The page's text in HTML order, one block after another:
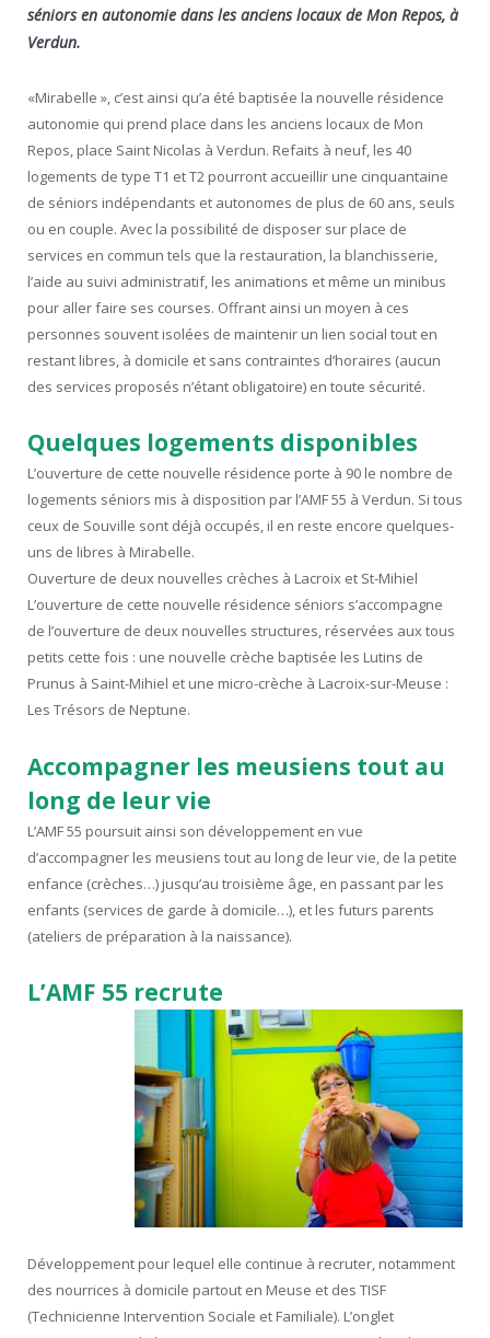
séniors en autonomie dans les anciens locaux de Mon Repos, à
Verdun.
«Mirabelle », c’est ainsi qu’a été baptisée la nouvelle résidence
autonomie qui prend place dans les anciens locaux de Mon
Repos, place Saint Nicolas à Verdun. Refaits à neuf, les 40
logements de type T1 et T2 pourront accueillir une cinquantaine
de séniors indépendants et autonomes de plus de 60 ans, seuls
ou en couple. Avec la possibilité de disposer sur place de
services en commun tels que la restauration, la blanchisserie,
l’aide au suivi administratif, les animations et même un minibus
pour aller faire ses courses. Offrant ainsi un moyen à ces
personnes souvent isolées de maintenir un lien social tout en
restant libres, à domicile et sans contraintes d’horaires (aucun
des services proposés n’étant obligatoire) en toute sécurité.
Quelques logements disponibles
L’ouverture de cette nouvelle résidence porte à 90 le nombre de
logements séniors mis à disposition par l’AMF 55 à Verdun. Si tous
ceux de Souville sont déjà occupés, il en reste encore quelques-
uns de libres à Mirabelle.
Ouverture de deux nouvelles crèches à Lacroix et St-Mihiel
L’ouverture de cette nouvelle résidence séniors s’accompagne
de l’ouverture de deux nouvelles structures, réservées aux tous
petits cette fois : une nouvelle crèche baptisée les Lutins de
Prunus à Saint-Mihiel et une micro-crèche à Lacroix-sur-Meuse :
Les Trésors de Neptune.
Accompagner les meusiens tout au
long de leur vie
L’AMF 55 poursuit ainsi son développement en vue
d’accompagner les meusiens tout au long de leur vie, de la petite
enfance (crèches…) jusqu’au troisième âge, en passant par les
enfants (services de garde à domicile…), et les futurs parents
(ateliers de préparation à la naissance).
L’AMF 55 recrute
Développement pour lequel elle continue à recruter, notamment
des nourrices à domicile partout en Meuse et des TISF
(Technicienne Intervention Sociale et Familiale). L’onglet